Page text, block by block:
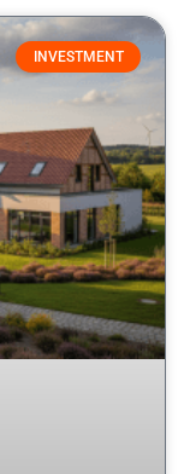
INVESTMENT